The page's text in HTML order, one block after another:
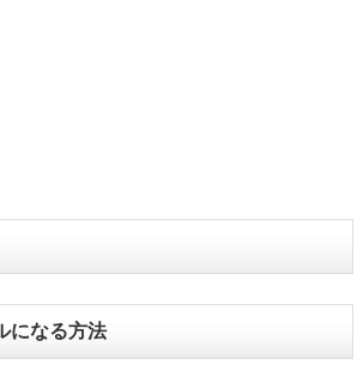
になる方法